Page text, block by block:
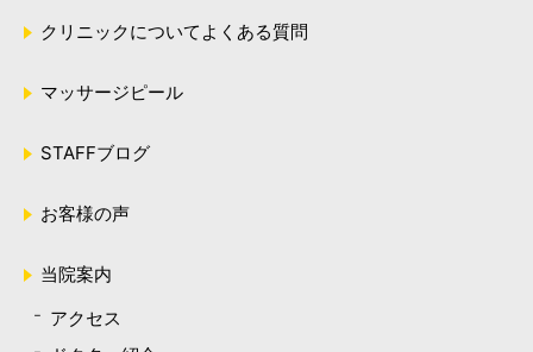
クリニックについてよくある質問
マッサージピール
STAFFブログ
お客様の声
当院案内
アクセス